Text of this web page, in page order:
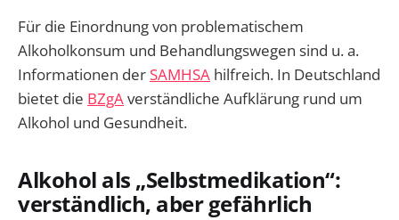
Für die Einordnung von problematischem
Alkoholkonsum und Behandlungswegen sind u. a.
Informationen der SAMHSA hilfreich. In Deutschland
bietet die BZgAverständliche Aufklärung rund um
Alkohol und Gesundheit.
Alkohol als „Selbstmedikation“:
verständlich, aber gefährlich